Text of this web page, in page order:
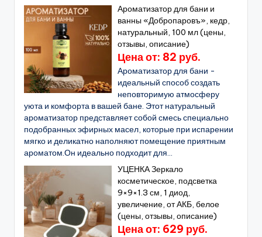
Ароматизатор для бани и
ванны «Добропаровъ», кедр,
натуральный, 100 мл (цены,
отзывы, описание)
Цена от: 82 руб.
Ароматизатор для бани -
идеальный способ создать
неповторимую атмосферу
уюта и комфорта в вашей бане. Этот натуральный
ароматизатор представляет собой смесь специально
подобранных эфирных масел, которые при испарении
мягко и деликатно наполняют помещение приятным
ароматом.Он идеально подходит для...
УЦЕНКА Зеркало
косметическое, подсветка
9×9×1.3 см, 1 диод,
увеличение, от АКБ, белое
(цены, отзывы, описание)
Цена от: 629 руб.